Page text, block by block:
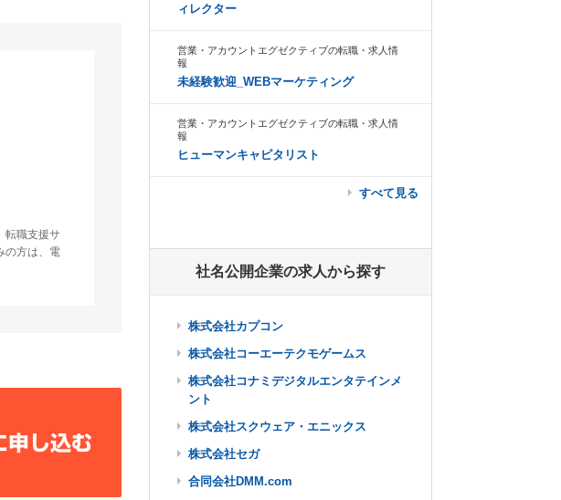
転職支援サ
の方は、電
申し込む
ィレクター
営業・アカウントエグゼクティブの転職・求人情
報
未経験歓迎_WEBマーケティング
営業・アカウントエグゼクティブの転職・求人情
報
ヒューマンキャピタリスト
すべて見る
社名公開企業の求人から探す
株式会社カプコン
株式会社コーエーテクモゲームス
株式会社コナミデジタルエンタテインメ
ント
株式会社スクウェア・エニックス
株式会社セガ
合同会社DMM.com